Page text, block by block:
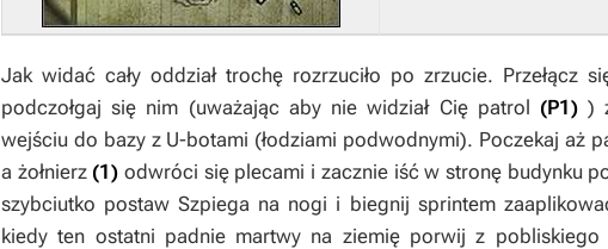
Jak widać cały oddział trochę rozrzuciło po zrzucie. Przełącz
podczołgaj się nim (uważając aby nie widział Cię patrol (P1) )
wejściu do bazy z U-botami (łodziami podwodnymi). Poczekaj aż
a żołnierz (1) odwróci się plecami i zacznie iść w stronę budynku
szybciutko postawSzpiega na nogi i biegnij sprintem
kiedy ten ostatni padnie martwy na ziemię porwij z pobliskiego